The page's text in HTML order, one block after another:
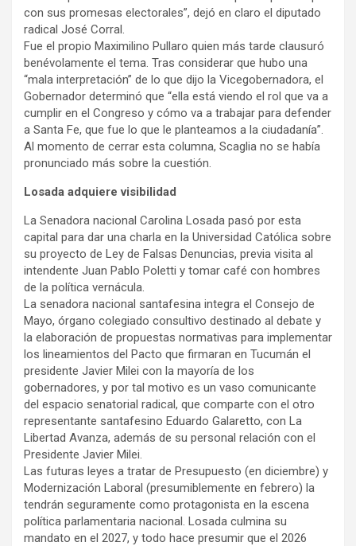
con sus promesas electorales”, dejó en claro el diputado
radical José Corral.
Fue el propio Maximilino Pullaro quien más tarde clausuró
benévolamente el tema. Tras considerar que hubo una
“mala interpretación” de lo que dijo la Vicegobernadora, el
Gobernador determinó que “ella está viendo el rol que va a
cumplir en el Congreso y cómo va a trabajar para defender
a Santa Fe, que fue lo que le planteamos a la ciudadanía”.
Al momento de cerrar esta columna, Scaglia no se había
pronunciado más sobre la cuestión.
Losada adquiere visibilidad
La Senadora nacional Carolina Losada pasó por esta
capital para dar una charla en la Universidad Católica sobre
su proyecto de Ley de Falsas Denuncias, previa visita al
intendente Juan Pablo Poletti y tomar café con hombres
de la política vernácula.
La senadora nacional santafesina integra el Consejo de
Mayo, órgano colegiado consultivo destinado al debate y
la elaboración de propuestas normativas para implementar
los lineamientos del Pacto que firmaran en Tucumán el
presidente Javier Milei con la mayoría de los
gobernadores, y por tal motivo es un vaso comunicante
del espacio senatorial radical, que comparte con el otro
representante santafesino Eduardo Galaretto, con La
Libertad Avanza, además de su personal relación con el
Presidente Javier Milei.
Las futuras leyes a tratar de Presupuesto (en diciembre) y
Modernización Laboral (presumiblemente en febrero) la
tendrán seguramente como protagonista en la escena
política parlamentaria nacional. Losada culmina su
mandato en el 2027, y todo hace presumir que el 2026